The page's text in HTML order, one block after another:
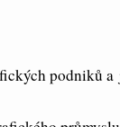
podniků